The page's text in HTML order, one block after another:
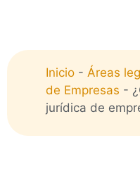
Inicio - Áreas
de Empresas -
jurídica de